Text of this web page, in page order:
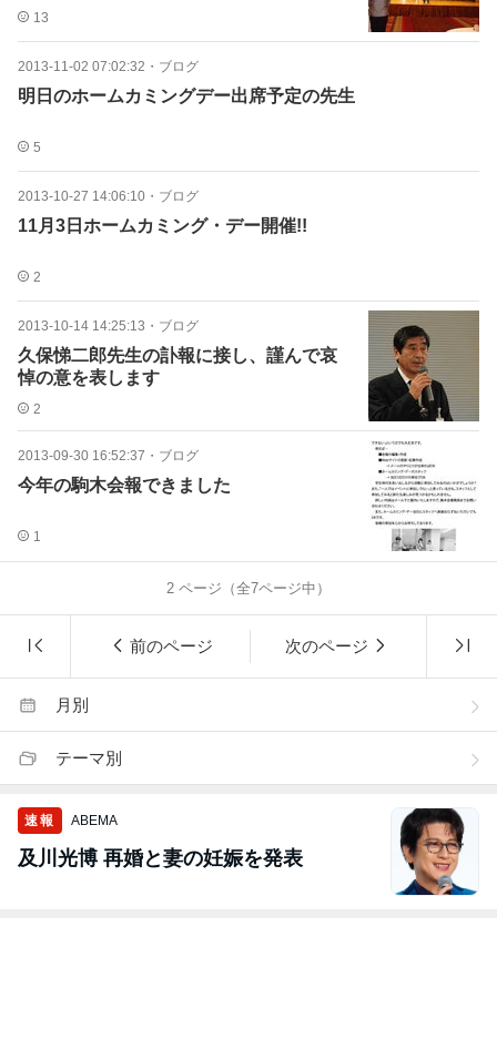
13
2013-11-02 07:02:32 ・ ブログ
明日のホームカミングデー出席予定の先生
5
2013-10-27 14:06:10 ・ ブログ
11月3日ホームカミング・デー開催!!
2
2013-10-14 14:25:13 ・ ブログ
久保悌二郎先生の訃報に接し、謹んで哀
悼の意を表します
2
2013-09-30 16:52:37 ・ ブログ
今年の駒木会報できました
1
2 ページ（全7ページ中）
前のページ 次のページ
月別
テーマ別
速報 ABEMA
及川光博 再婚と妻の妊娠を発表